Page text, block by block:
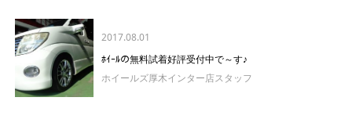
2017.08.01
ﾎｲｰﾙの無料試着好評受付中で～す♪
ホイールズ厚木インター店スタッフ